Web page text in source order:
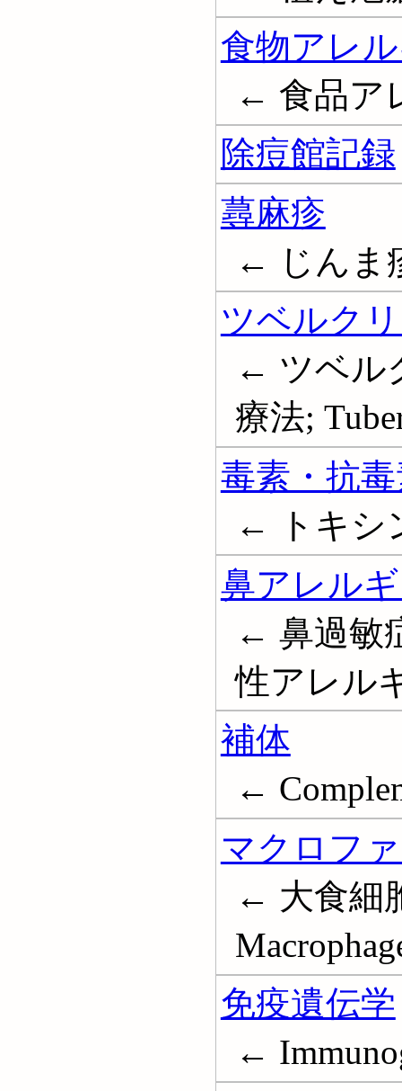
食物アレ
← 食品ア
除痘館記録
蕁麻疹
← じんま
ツベルク
← ツベル
療法;
毒素・抗
← トキシ
鼻アレル
← 鼻過敏
性アレル
補体
←
マクロフ
← 大食細
免疫遺伝学
←